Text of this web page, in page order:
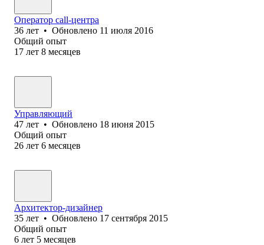
Оператор call-центра
36 лет • Обновлено 11 июля 2016
Общий опыт
17 лет 8 месяцев
Управляющий
47 лет • Обновлено 18 июня 2015
Общий опыт
26 лет 6 месяцев
Архитектор-дизайнер
35 лет • Обновлено 17 сентября 2015
Общий опыт
6 лет 5 месяцев